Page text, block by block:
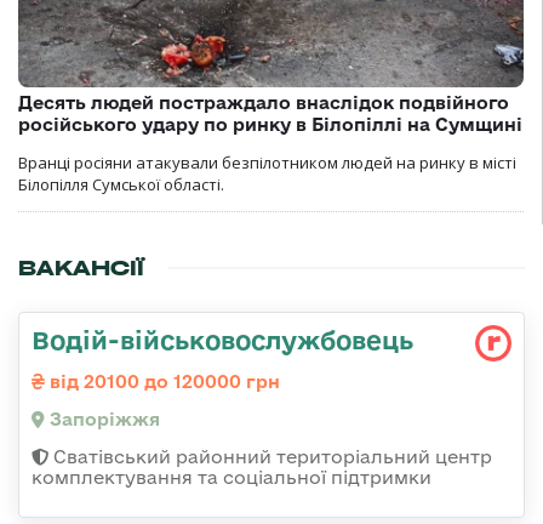
Десять людей постраждало внаслідок подвійного
російського удару по ринку в Білопіллі на Сумщині
Вранці росіяни атакували безпілотником людей на ринку в місті
Білопілля Сумської області.
ВАКАНСІЇ
Водій-військовослужбовець
від 20100 до 120000 грн
Запоріжжя
Сватівський районний територіальний центр
комплектування та соціальної підтримки